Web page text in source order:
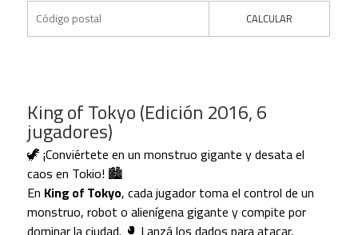
CALCULAR
King of Tokyo (Edición 2016, 6
jugadores)
🦖 ¡Conviértete en un monstruo gigante y desata el
caos en Tokio! 🏙️
En King of Tokyo, cada jugador toma el control de un
monstruo, robot o alienígena gigante y compite por